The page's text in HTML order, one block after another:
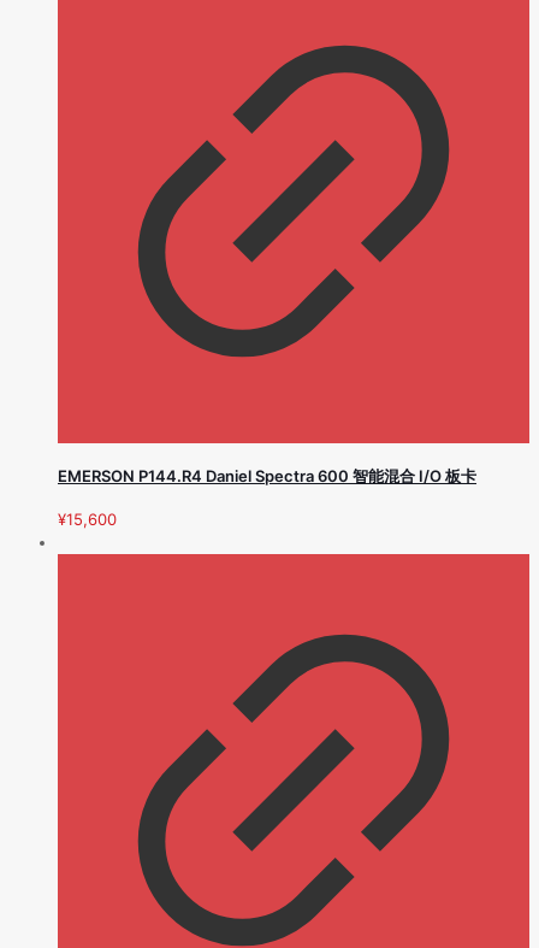
EMERSON P144.R4 Daniel Spectra 600 智能混合 I/O 板卡
¥15,600